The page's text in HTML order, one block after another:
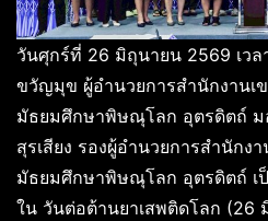
วันศุกร์ที่ 26 มิถุนายน 2569 เว
ขวัญมุข ผู้อำนวยการสำนักงานเ
มัธยมศึกษาพิษณุโลก อุตรดิตถ์ ม
สุรเสียง รองผู้อำนวยการสำนักง
มัธยมศึกษาพิษณุโลก อุตรดิตถ์ เ
ใน วันต่อต้านยาเสพติดโลก (26